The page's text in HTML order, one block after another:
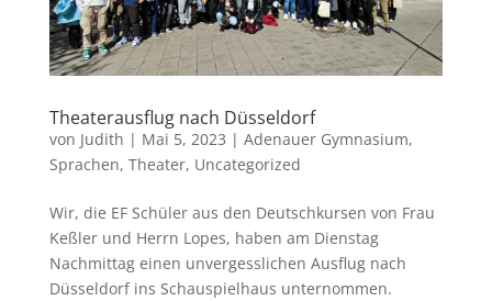
Theaterausflug nach Düsseldorf
von Judith | Mai 5, 2023 | Adenauer Gymnasium,
Sprachen, Theater, Uncategorized
Wir, die EF Schüler aus den Deutschkursen von Frau
Keßler und Herrn Lopes, haben am Dienstag
Nachmittag einen unvergesslichen Ausflug nach
Düsseldorf ins Schauspielhaus unternommen.